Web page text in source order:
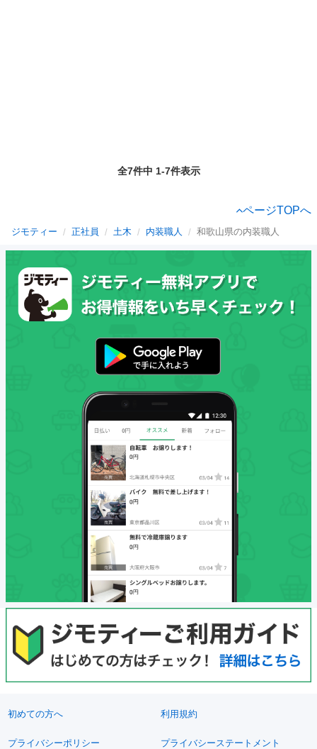
全7件中 1-7件表示
ページTOPへ
ジモティー 正社員 土木 内装職人 和歌山県の内装職人
初めての方へ 利用規約
プライバシーポリシー プライバシーステートメント